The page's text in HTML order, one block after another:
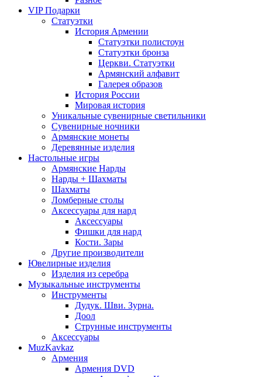
VIP Подарки
Статуэтки
История Армении
Статуэтки полистоун
Статуэтки бронза
Церкви. Статуэтки
Армянский алфавит
Галерея образов
История России
Мировая история
Уникальные сувенирные светильники
Сувенирные ночники
Армянские монеты
Деревянные изделия
Настольные игры
Армянские Нарды
Нарды + Шахматы
Шахматы
Ломберные столы
Аксессуары для нард
Аксессуары
Фишки для нард
Кости. Зары
Другие производители
Ювелирные изделия
Изделия из серебра
Музыкальные инструменты
Инструменты
Дудук. Шви. Зурна.
Доол
Струнные инструменты
Аксессуары
MuzKavkaz
Армения
Армения DVD